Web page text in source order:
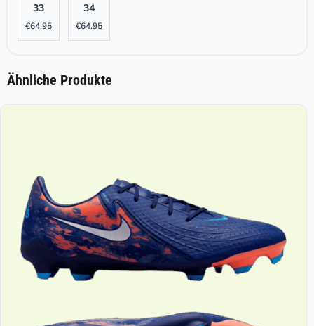
33
€64.95
34
€64.95
Ähnliche Produkte